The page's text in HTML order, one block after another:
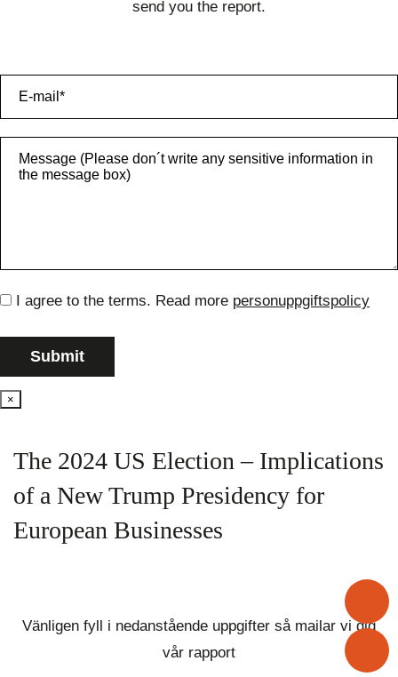
send you the report.
I agree to the terms. Read more personuppgiftspolicy
×
The 2024 US Election – Implications
of a New Trump Presidency for
European Businesses
Vänligen fyll i nedanstående uppgifter så mailar vi dig
vår rapport